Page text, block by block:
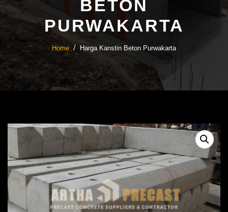
BETON
PURWAKARTA
Home Harga Kanstin Beton Purwakarta